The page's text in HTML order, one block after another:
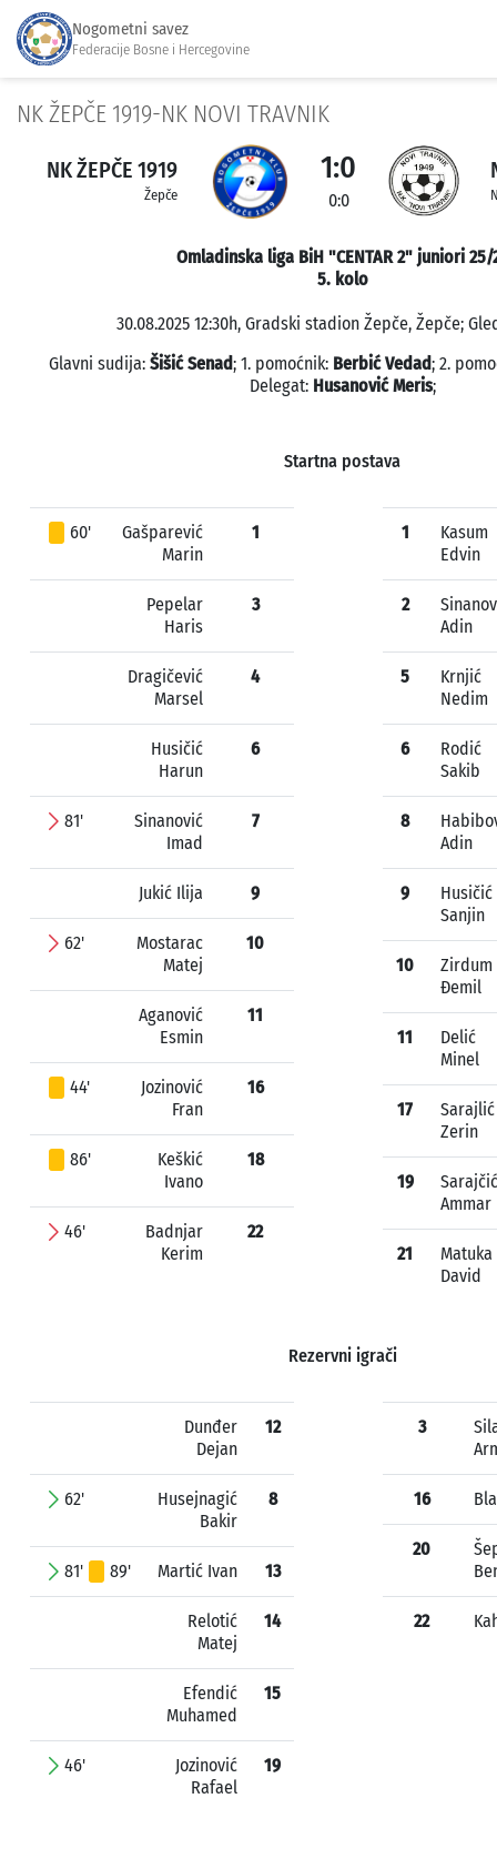
Nogometni savez
Federacije Bosne i Hercegovine
NK ŽEPČE 1919-NK NOVI TRAVNIK
NK ŽEPČE 1919
Žepče
1:0
0:0
Omladinska liga BiH "CENTAR 2" juniori 25/
5. kolo
30.08.2025 12:30h, Gradski stadion Žepče, Žepče;
Glavni sudija: Šišić Senad; 1. pomoćnik: Berbić Vedad; 2.
Delegat: Husanović Meris;
Startna postava
60'
Gašparević
Marin
1
Pepelar
Haris
3
Dragičević
Marsel
4
Husičić
Harun
6
81'
Sinanović
Imad
7
Jukić Ilija 9
62'
Mostarac
Matej
10
Aganović
Esmin
11
44'
Jozinović
Fran
16
86'
Keškić
Ivano
18
46'
Badnjar
Kerim
22
1
Kasum
Edvin
2
Adin
5
Krnjić
Nedim
6
Rodić
Sakib
8
Adin
9
Husičić
Sanjin
10
Zirdum
Đemil
11
Delić
Minel
17
Sarajlić
Zerin
19
Sarajčić
Ammar
21
Matuka
David
Rezervni igrači
Dunđer
Dejan
12
62'
Husejnagić
Bakir
8
81' 89' Martić Ivan 13
Relotić
Matej
14
Efendić
Muhamed
15
46'
Jozinović
Rafael
19
3
16
20
22